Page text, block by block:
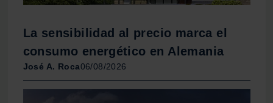
La sensibilidad al precio marca el
consumo energético en Alemania
José A. Roca06/08/2026